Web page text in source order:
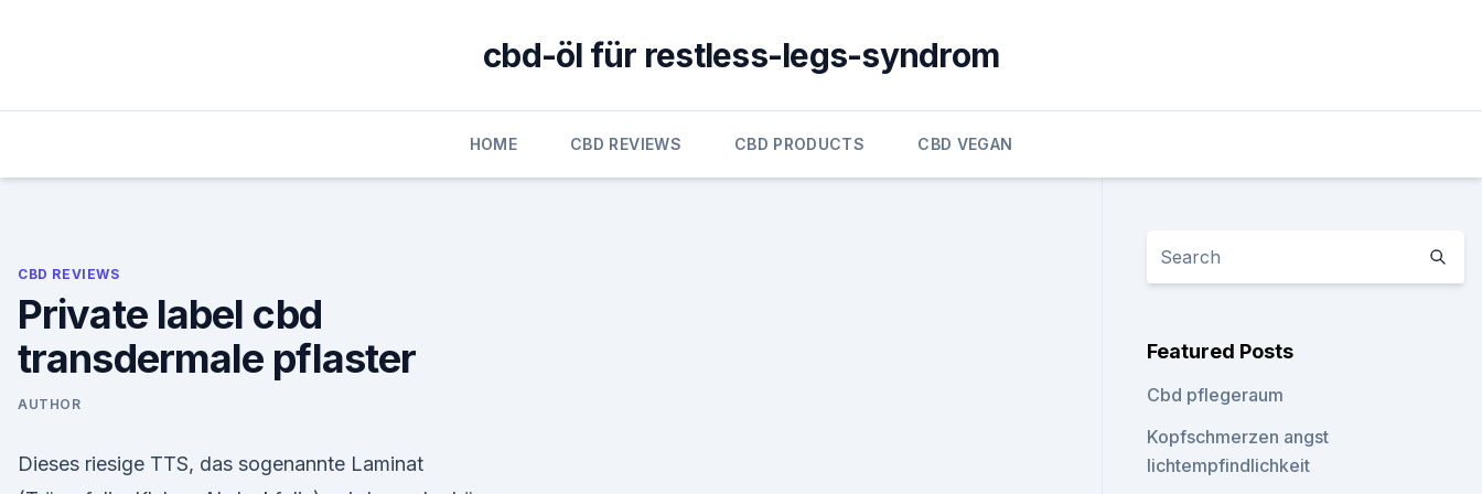
cbd-öl für restless-legs-syndrom
HOME CBD REVIEWS CBD PRODUCTS CBD VEGAN
CBD REVIEWS
Private label cbd
transdermale pflaster
AUTHOR
Dieses riesige TTS, das sogenannte Laminat
Featured Posts
Cbd pflegeraum
Kopfschmerzen angst
lichtempfindlichkeit